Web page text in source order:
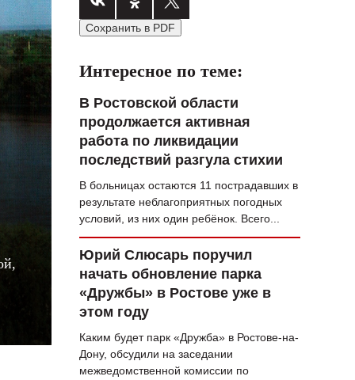
ТАМ И ТУТ
СТИЛЬ ЖИЗНИ
ХАЙП
ЧЕЛОВЕК ОСОБЕННЫЙ
КУЛЬТ ЕДЫ
Сохранить в PDF
Интересное по теме:
В Ростовской области
продолжается активная
работа по ликвидации
последствий разгула стихии
В больницах остаются 11 пострадавших в
результате неблагоприятных погодных
условий, из них один ребёнок. Всего...
Юрий Слюсарь поручил
начать обновление парка
«Дружбы» в Ростове уже в
этом году
Каким будет парк «Дружба» в Ростове-на-
Дону, обсудили на заседании
межведомственной комиссии по